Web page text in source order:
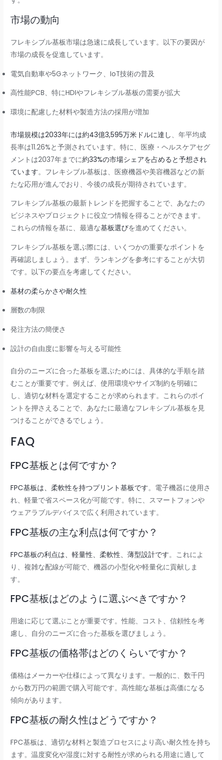
市場の動向
フレキシブル基板市場は急速に成長しています。以下の要因が
市場の成長を促進しています。
電気自動車や5Gネットワーク、IoT技術の普及
高性能PCB、特にHDIやフレキシブル基板の需要が拡大
環境に配慮した材料や製造方法の採用が増加
市場規模は2033年には約43億3,595万米ドルに達し、年平均成
長率は11.26%と予測されています。特に、医療・ヘルスケアセグ
メントは2037年までに約33%の市場シェアを占めると予想され
ています。フレキシブル基板は、医療機器や美容機器などの新
たな応用が進んでおり、今後の成長が期待されています。
フレキシブル基板の最新トレンドを把握することで、あなたの
ビジネスやプロジェクトに役立つ情報を得ることができます。
これらの情報を基に、最適な基板選びを進めてください。
フレキシブル基板を選ぶ際には、いくつかの重要なポイントを
再確認しましょう。まず、ランキングを参考にすることが大切
です。以下の要点を考慮してください。
基材の柔らかさや耐久性
層数の制限
発注方法の簡便さ
設計の自由度に影響を与える可能性
自分のニーズに合った基板を選ぶためには、具体的な手順を踏
むことが重要です。例えば、使用環境やサイズ制約を明確に
し、適切な材料を選定することが求められます。これらのポイ
ントを押さえることで、あなたに最適なフレキシブル基板を見
つけることができるでしょう。
FAQ
FPC基板とは何ですか？
FPC基板は、柔軟性を持つプリント基板です。電子機器に使用さ
れ、軽量で省スペース化が可能です。特に、スマートフォンや
ウェアラブルデバイスで広く利用されています。
FPC基板の主な利点は何ですか？
FPC基板の利点は、軽量性、柔軟性、薄型設計です。これによ
り、複雑な配線が可能で、機器の小型化や軽量化に貢献しま
す。
FPC基板はどのように選ぶべきですか？
用途に応じて選ぶことが重要です。性能、コスト、信頼性を考
慮し、自分のニーズに合った基板を選びましょう。
FPC基板の価格帯はどのくらいですか？
価格はメーカーや仕様によって異なります。一般的に、数千円
から数万円の範囲で購入可能です。高性能な基板は高価になる
傾向があります。
FPC基板の耐久性はどうですか？
FPC基板は、適切な材料と製造プロセスにより高い耐久性を持ち
ます。温度変化や湿度に対する耐性が求められる用途に適して